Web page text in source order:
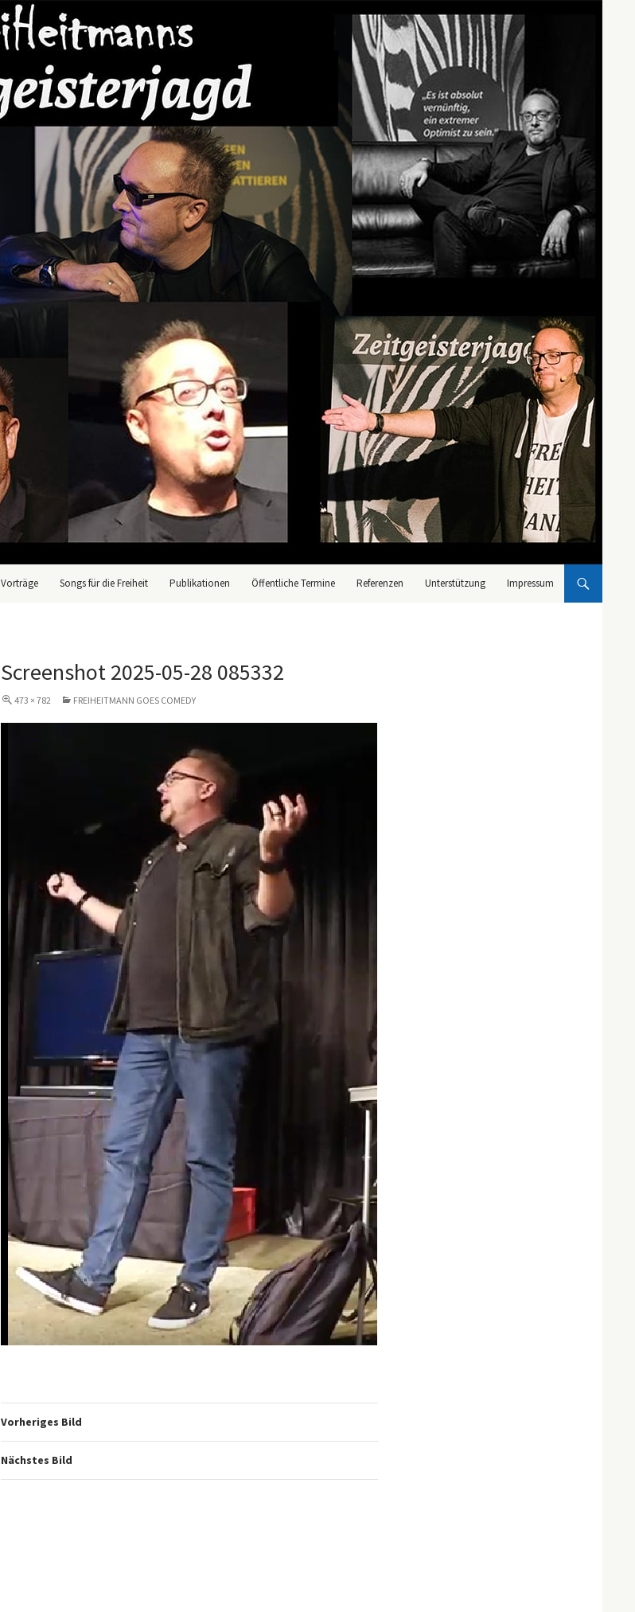
Vorträge Songs für die Freiheit Publikationen Öffentliche Termine Referenzen Unterstützung Impressum
Screenshot 2025-05-28 085332
473 × 782 FREIHEITMANN GOES COMEDY
Vorheriges Bild
Nächstes Bild